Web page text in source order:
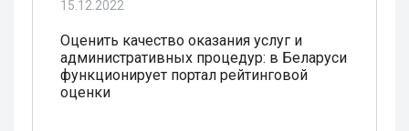
15.12.2022
Оценить качество оказания услуг и
административных процедур: в Беларуси
функционирует портал рейтинговой
оценки